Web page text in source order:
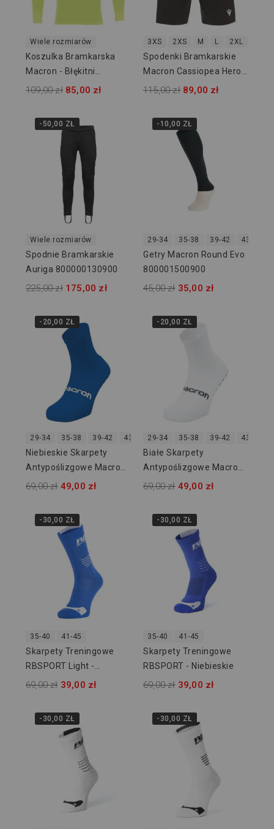
Wiele rozmiarów
Koszulka Bramkarska
Macron - Błękitni
Owińska
109,00 zł 85,00 zł
3XS 2XS M L 2XL
Spodenki Bramkarskie
Macron Cassiopea Hero
513609
115,00 zł 89,00 zł
-50,00 ZŁ
Wiele rozmiarów
Spodnie Bramkarskie
Auriga 800000130900
225,00 zł 175,00 zł
-10,00 ZŁ
29-34 35-38 39-42 43-46
Getry Macron Round Evo
800001500900
45,00 zł 35,00 zł
-20,00 ZŁ
29-34 35-38 39-42 43-46 47-50
Niebieskie Skarpety
Antypoślizgowe Macron
GRIPFIT 800004180300
69,00 zł 49,00 zł
-20,00 ZŁ
29-34 35-38 39-42 43-46
Białe Skarpety
Antypoślizgowe Macron
GRIPFIT 800004180100
69,00 zł 49,00 zł
-30,00 ZŁ
35-40 41-45
Skarpety Treningowe
RBSPORT Light -
Niebieskie
69,00 zł 39,00 zł
-30,00 ZŁ
35-40 41-45
Skarpety Treningowe
RBSPORT - Niebieskie
69,00 zł 39,00 zł
-30,00 ZŁ -30,00 ZŁ